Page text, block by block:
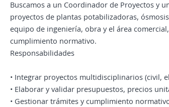
Buscamos a un Coordinador de Proyectos y
proyectos de plantas potabilizadoras,
equipo de ingeniería, obra y el área
cumplimiento normativo.
Responsabilidades
• Integrar proyectos multidisciplinarios (civil,
• Elaborar y validar presupuestos, precios
• Gestionar trámites y cumplimiento